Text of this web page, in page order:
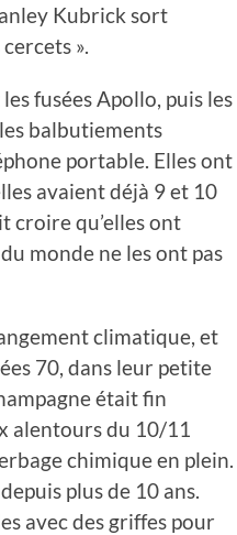
Kubrick sort
».
fusées Apollo, puis les
balbutiements
portable. Elles ont
avaient déjà 9 et 10
croire qu’elles ont
monde ne les ont pas
climatique, et
70, dans leur petite
était fin
alentours du 10/11
chimique en plein.
plus de 10 ans.
avec des griffes pour